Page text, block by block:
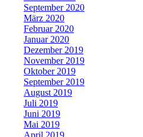
September 2020
März 2020
Februar 2020
Januar 2020
Dezember 2019
November 2019
Oktober 2019
September 2019
August 2019
Juli 2019
Juni 2019
Mai 2019
April 2019